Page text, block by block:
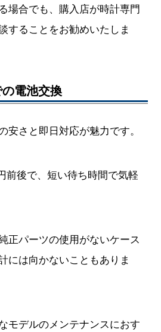
場合でも、購入店が時計専門
することをお勧めいたしま
電池交換
安さと即日対応が魅力です。
前後で、短い待ち時間で気軽
正パーツの使用がないケース
には向かないこともありま
モデルのメンテナンスにおす